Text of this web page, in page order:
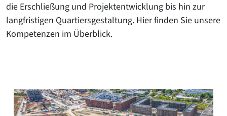
die Erschließung und Projektentwicklung bis hin zur
langfristigen Quartiersgestaltung. Hier finden Sie unsere
Kompetenzen im Überblick.